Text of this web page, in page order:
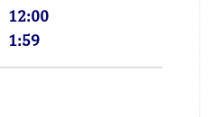
12:00
1:59